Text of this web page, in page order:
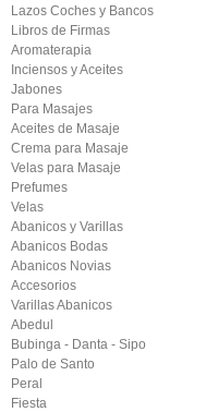
Lazos Coches y Bancos
Libros de Firmas
Aromaterapia
Inciensos y Aceites
Jabones
Para Masajes
Aceites de Masaje
Crema para Masaje
Velas para Masaje
Prefumes
Velas
Abanicos y Varillas
Abanicos Bodas
Abanicos Novias
Accesorios
Varillas Abanicos
Abedul
Bubinga - Danta - Sipo
Palo de Santo
Peral
Fiesta